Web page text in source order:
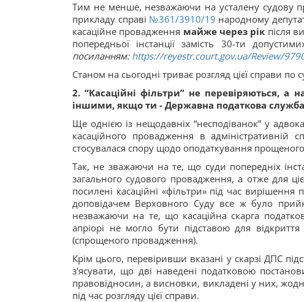
Тим не менше, незважаючи на усталену судову
прикладу справі №361/3910/19 народному
касаційне провадження майже через рік після
попередньої інстанції замість 30-ти
посиланням: https://reyestr.court.gov.ua/Review/
Станом на сьогодні триває розгляд цієї справи по
2. “Касаційні фільтри” не перевіряються, а
іншими, якщо ти - Державна податкова
Ще однією із нещодавніх “несподіванок” у
касаційного провадження в
стосувалася спору щодо оподаткування
Так, не зважаючи на те, що суди попередніх
загального судового провадження, а отже для
посилені касаційні «фільтри» під час
доповідачем Верховного Суду все ж було
незважаючи на те, що касаційна скарга
апріорі не могло бути підставою для відкриття
(спрощеного провадження).
Крім цього, перевіривши вказані у скарзі ДПС
з'ясувати, що дві наведені податковою
правовідносин, а висновки, викладені у них,
під час розгляду цієї справи.